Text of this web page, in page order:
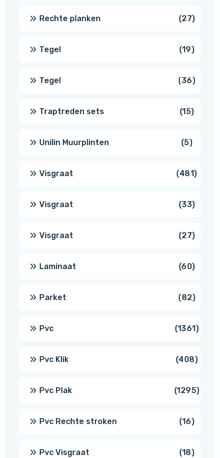
Rechte planken 2727
Tegel 1919
Tegel 3636
Traptreden sets 1515
Unilin Muurplinten 55
Visgraat 481481
Visgraat 3333
Visgraat 2727
Laminaat 6060
Parket 8282
Pvc 13611361
Pvc Klik 408408
Pvc Plak 12951295
Pvc Rechte stroken 1616
Pvc Visgraat 1818